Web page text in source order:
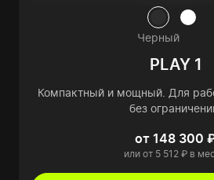
Черный
PLAY 1
Компактный и мощный. Для
без
от 148 300
или от 5 512 ₽ в